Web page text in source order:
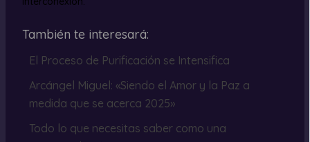
También te interesará:
El Proceso de Purificación se Intensifica
Arcángel Miguel: «Siendo el Amor y la Paz a
medida que se acerca 2025»
Todo lo que necesitas saber como una